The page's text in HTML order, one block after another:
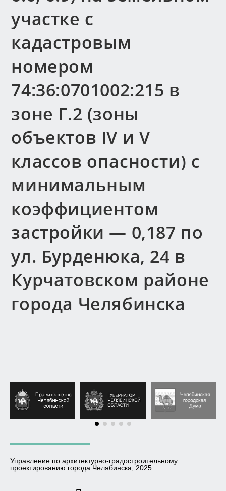
участке с
кадастровым
номером
74:36:0701002:215 в
зоне Г.2 (зоны
объектов IV и V
классов опасности) с
минимальным
коэффициентом
застройки — 0,187 по
ул. Бурденюка, 24 в
Курчатовском районе
города Челябинска
Управление по архитектурно-градостроительному
проектированию города Челябинска, 2025